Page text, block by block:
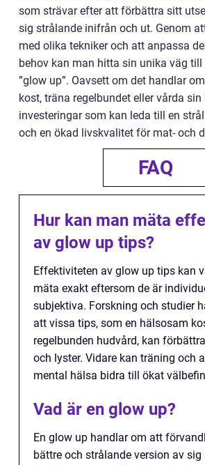
som strävar efter att förbättra sitt
sig strålande inifrån och ut. Genom
med olika tekniker och att anpassa
behov kan man hitta sin unika väg till
”glow up”. Oavsett om det handlar
kost, träna regelbundet eller vårda sin
investeringar som kan leda till en
och en ökad livskvalitet för mat- och
FAQ
Hur kan man mäta
av glow up tips?
Effektiviteten av glow up tips kan
mäta exakt eftersom de är
subjektiva. Forskning och studier
att vissa tips, som en hälsosam
regelbunden hudvård, kan
och lyster. Vidare kan träning och
mental hälsa bidra till ökat
Vad är en glow up?
En glow up handlar om att
bättre och strålande version av sig